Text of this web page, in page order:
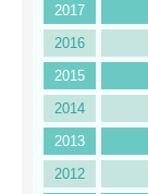
2017
2016
2015
2014
2013
2012